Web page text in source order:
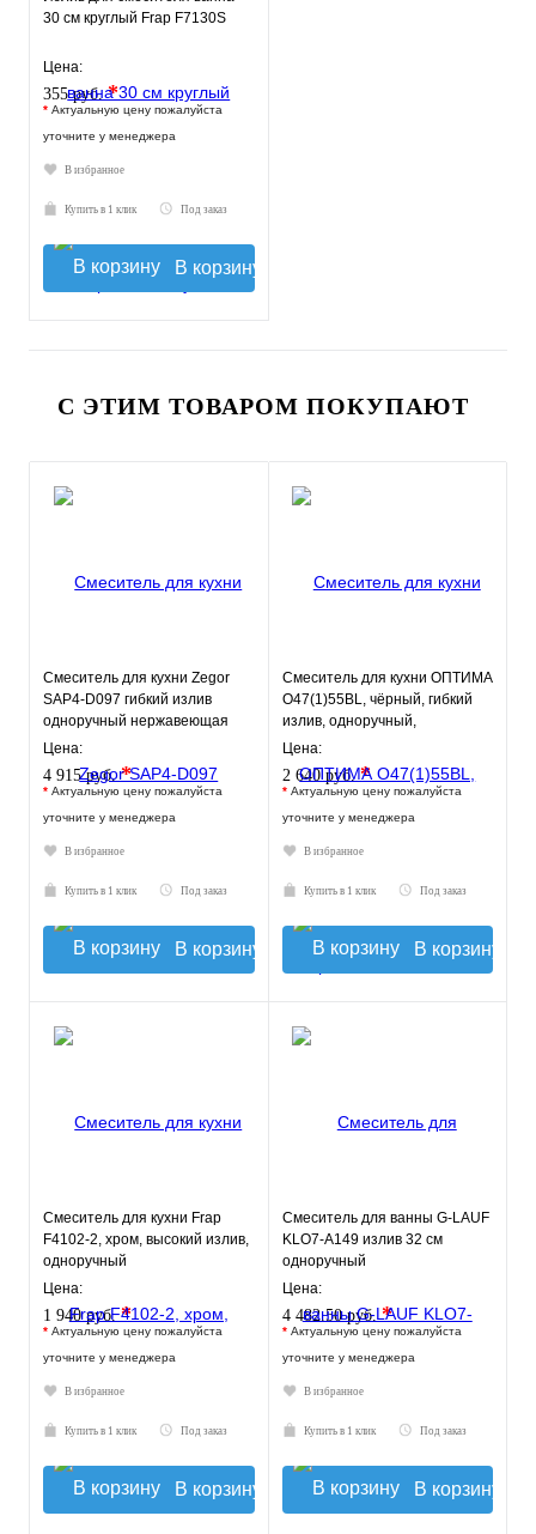
30 см круглый Frap F7130S
Цена:
355 руб.*
* Актуальную цену пожалуйста
уточните у менеджера
В избранное
Купить в 1 клик Под заказ
В корзину
С ЭТИМ ТОВАРОМ ПОКУПАЮТ
Смеситель для кухни Zegor
SAP4-D097 гибкий излив
одноручный нержавеющая
сталь
Цена:
4 915 руб.*
* Актуальную цену пожалуйста
уточните у менеджера
В избранное
Купить в 1 клик Под заказ
В корзину
Смеситель для кухни ОПТИМА
О47(1)55BL, чёрный, гибкий
излив, одноручный,
нержавейка
Цена:
2 640 руб.*
* Актуальную цену пожалуйста
уточните у менеджера
В избранное
Купить в 1 клик Под заказ
В корзину
Смеситель для кухни Frap
F4102-2, хром, высокий излив,
одноручный
Цена:
1 940 руб.*
* Актуальную цену пожалуйста
уточните у менеджера
В избранное
Купить в 1 клик Под заказ
В корзину
Смеситель для ванны G-LAUF
KLO7-A149 излив 32 см
одноручный
Цена:
4 482.50 руб.*
* Актуальную цену пожалуйста
уточните у менеджера
В избранное
Купить в 1 клик Под заказ
В корзину